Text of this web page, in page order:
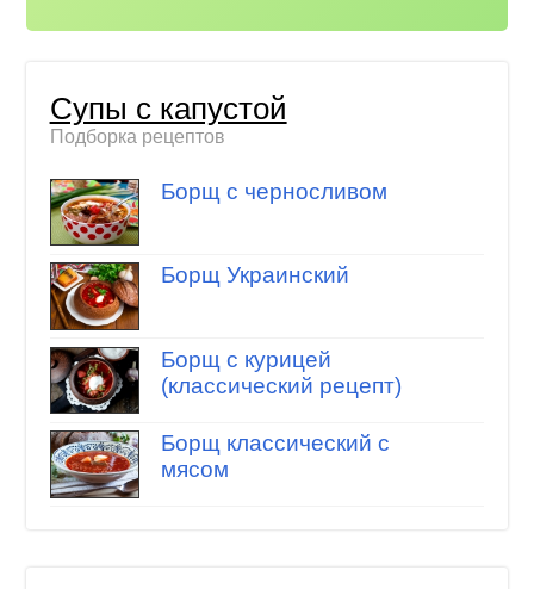
Супы с капустой
Подборка рецептов
Борщ с черносливом
Борщ Украинский
Борщ с курицей
(классический рецепт)
Борщ классический с
мясом